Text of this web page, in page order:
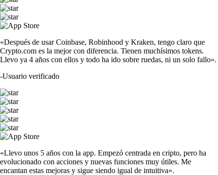
«Después de usar Coinbase, Robinhood y Kraken, tengo claro que
Crypto.com es la mejor con diferencia. Tienen muchísimos tokens.
Llevo ya 4 años con ellos y todo ha ido sobre ruedas, ni un solo fallo».
-Usuario verificado
«Llevo unos 5 años con la app. Empezó centrada en cripto, pero ha
evolucionado con acciones y nuevas funciones muy útiles. Me
encantan estas mejoras y sigue siendo igual de intuitiva».